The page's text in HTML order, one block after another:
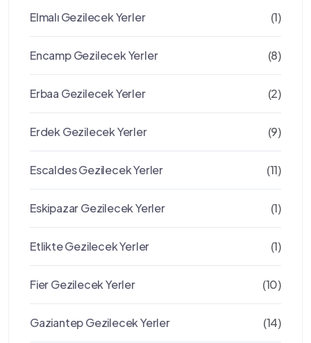
Elmalı Gezilecek Yerler (1)
Encamp Gezilecek Yerler (8)
Erbaa Gezilecek Yerler (2)
Erdek Gezilecek Yerler (9)
Escaldes Gezilecek Yerler (11)
Eskipazar Gezilecek Yerler (1)
Etlikte Gezilecek Yerler (1)
Fier Gezilecek Yerler (10)
Gaziantep Gezilecek Yerler (14)